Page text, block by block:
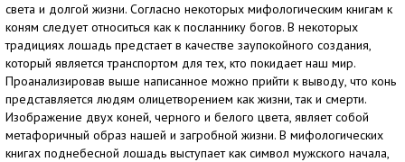
света и долгой жизни. Согласно некоторых мифологическим книгам к
коням следует относиться как к посланнику богов. В некоторых
традициях лошадь предстает в качестве заупокойного создания,
который является транспортом для тех, кто покидает наш мир.
Проанализировав выше написанное можно прийти к выводу, что конь
представляется людям олицетворением как жизни, так и смерти.
Изображение двух коней, черного и белого цвета, являет собой
метафоричный образ нашей и загробной жизни. В мифологических
книгах поднебесной лошадь выступает как символ мужского начала,